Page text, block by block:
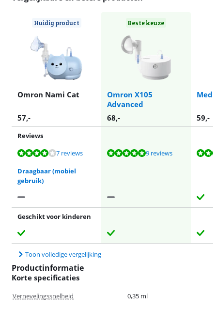
Huidig product
Omron Nami Cat
Beste keuze
Omron X105
Advanced
57,- 68,- 59,-
Reviews
Beoordeling is 7,9 van de 10, gebaseerd op 7 reviews.
7 reviews
Beoordeling is 9,8 van de 10, gebaseerd op 9 reviews.9 reviews
Beoordeling is 7,8 van de 10, gebaseerd op 17 reviews.
Draagbaar (mobiel
gebruik)
Geschikt voor kinderen
Toon volledige vergelijking
Productinformatie
Korte specificaties
Vernevelingssnelheid 0,35 ml